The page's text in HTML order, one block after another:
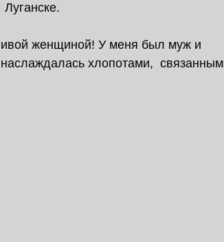
женщиной! У меня был муж и
хлопотами,